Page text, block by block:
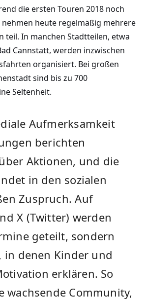
die ersten Touren 2018 noch
heute regelmäßig mehrere
teil. In manchen Stadtteilen, etwa
Cannstatt, werden inzwischen
organisiert. Bei großen
sind bis zu 700
Seltenheit.
Aufmerksamkeit
berichten
Aktionen, und die
in den sozialen
Zuspruch. Auf
X (Twitter) werden
geteilt, sondern
in denen Kinder und
erklären. So
wachsende Community,